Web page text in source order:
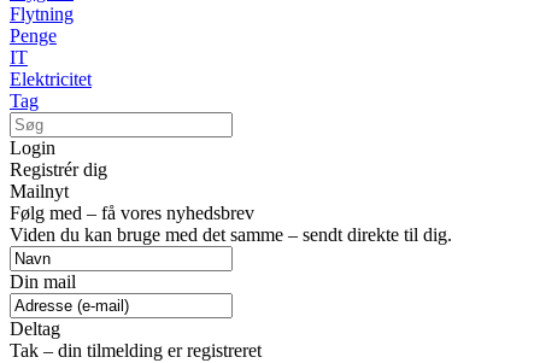
Flytning
Penge
IT
Elektricitet
Tag
Login
Registrér dig
Mailnyt
Følg med – få vores nyhedsbrev
Viden du kan bruge med det samme – sendt direkte til dig.
Din mail
Deltag
Tak – din tilmelding er registreret